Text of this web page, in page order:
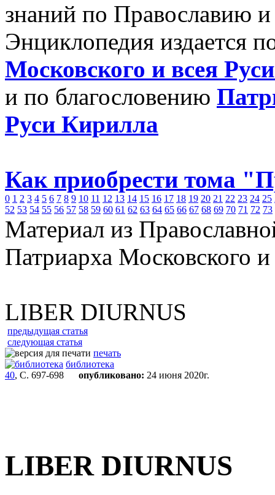
знаний по Православию
Энциклопедия издается
Московского и всея
и по благословению
Руси Кирилла
Как приобрести тома
0 1 2 3 4 5 6 7 8 9 10 11 12 13 14 15 16 17 18 19 20 21 22 23 24 25
52 53 54 55 56 57 58 59 60 61 62 63 64 65 66 67 68 69 70 71 72 73
Материал из
Патриарха Московского
LIBER DIURNUS
предыдущая статья
следующая статья
печать
библиотека
40, С. 697-698 опубликовано: 24 июня 2020г.
LIBER DIURNUS